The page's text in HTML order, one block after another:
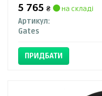
5 765 ₴
на складі
Артикул:
Gates
ПРИДБАТИ